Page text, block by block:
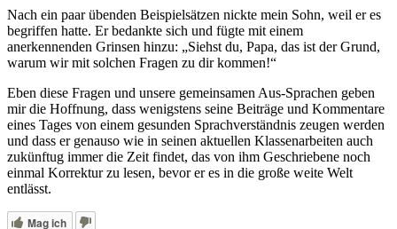
Nach ein paar übenden Beispielsätzen nickte mein Sohn, weil er es
begriffen hatte. Er bedankte sich und fügte mit einem
anerkennenden Grinsen hinzu: „Siehst du, Papa, das ist der Grund,
warum wir mit solchen Fragen zu dir kommen!“
Eben diese Fragen und unsere gemeinsamen Aus-Sprachen geben
mir die Hoffnung, dass wenigstens seine Beiträge und Kommentare
eines Tages von einem gesunden Sprachverständnis zeugen werden
und dass er genauso wie in seinen aktuellen Klassenarbeiten auch
zukünftug immer die Zeit findet, das von ihm Geschriebene noch
einmal Korrektur zu lesen, bevor er es in die große weite Welt
entlässt.
Mag ich